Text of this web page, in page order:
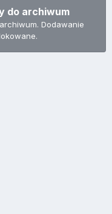
do archiwum
Dodawanie